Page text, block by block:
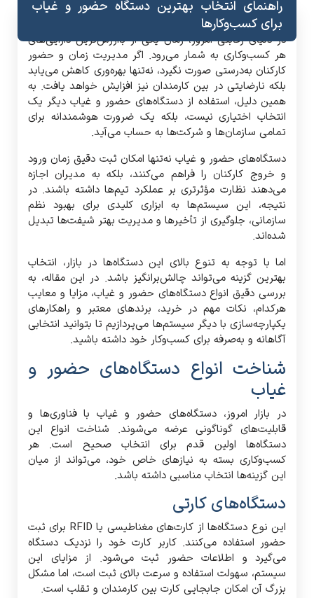
راهنمای انتخاب بهترین دستگاه حضور و غیاب
برای کسب‌وکارها
در دنیای رقابتی امروز، زمان یکی از باارزش‌ترین دارایی‌های
هر کسب‌وکاری به شمار می‌رود. اگر مدیریت زمان و حضور
کارکنان به‌درستی صورت نگیرد، نه‌تنها بهره‌وری کاهش می‌یابد
بلکه نارضایتی در بین کارمندان نیز افزایش خواهد یافت. به
همین دلیل، استفاده از دستگاه‌های حضور و غیاب دیگر یک
انتخاب اختیاری نیست، بلکه یک ضرورت هوشمندانه برای
تمامی سازمان‌ها و شرکت‌ها به حساب می‌آید.
دستگاه‌های حضور و غیاب نه‌تنها امکان ثبت دقیق زمان ورود
و خروج کارکنان را فراهم می‌کنند، بلکه به مدیران اجازه
می‌دهند نظارت مؤثرتری بر عملکرد تیم‌ها داشته باشند. در
نتیجه، این سیستم‌ها به ابزاری کلیدی برای بهبود نظم
سازمانی، جلوگیری از تأخیرها و مدیریت بهتر شیفت‌ها تبدیل
شده‌اند.
اما با توجه به تنوع بالای این دستگاه‌ها در بازار، انتخاب
بهترین گزینه می‌تواند چالش‌برانگیز باشد. در این مقاله، به
بررسی دقیق انواع دستگاه‌های حضور و غیاب، مزایا و معایب
هرکدام، نکات مهم در خرید، برندهای معتبر و راهکارهای
یکپارچه‌سازی با دیگر سیستم‌ها می‌پردازیم تا بتوانید انتخابی
آگاهانه و به‌صرفه برای کسب‌وکار خود داشته باشید.
شناخت انواع دستگاه‌های حضور و
غیاب
در بازار امروز، دستگاه‌های حضور و غیاب با فناوری‌ها و
قابلیت‌های گوناگونی عرضه می‌شوند. شناخت انواع این
دستگاه‌ها اولین قدم برای انتخاب صحیح است. هر
کسب‌وکاری بسته به نیازهای خاص خود، می‌تواند از میان
این گزینه‌ها انتخاب مناسبی داشته باشد.
دستگاه‌های کارتی
این نوع دستگاه‌ها از کارت‌های مغناطیسی یا RFID برای ثبت
حضور استفاده می‌کنند. کاربر کارت خود را نزدیک دستگاه
می‌گیرد و اطلاعات حضور ثبت می‌شود. از مزایای این
سیستم، سهولت استفاده و سرعت بالای ثبت است، اما مشکل
بزرگ آن امکان جابجایی کارت بین کارمندان و تقلب است.